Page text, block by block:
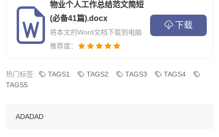
在平时的处理业主的问题上还是会有些的拖拉，像是业
主反映的问题，没有办法及时的去跟进。在自己的工作安排
方面还是有些问题，更是有时候的工作会比较的'混乱，没有
作的时候也是有付出较多的努力，但还是会因为经验的不
物业个人工作总结范文简短
(必备41篇).docx
将本文的Word文档下载到电脑
推荐度：
下载
热门标签: TAGS1 TAGS2 TAGS3
TAGS4
TAGS5
ADADAD